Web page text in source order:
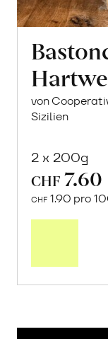
von
Sizilien
2 x 200g
CHF 7.60
CHF 1.90 pro